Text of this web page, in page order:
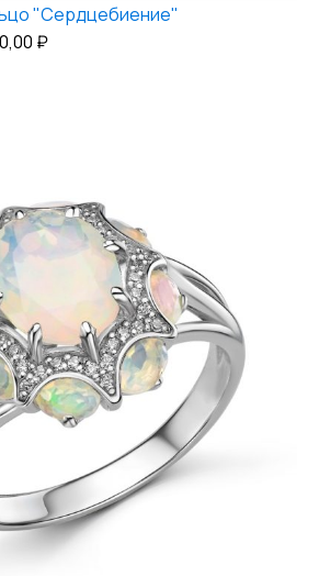
"Сердцебиение"
₽